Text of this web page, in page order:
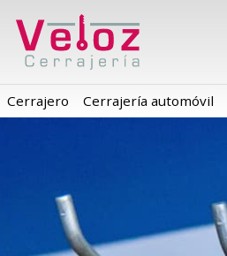
Cerrajero Cerrajería automóvil